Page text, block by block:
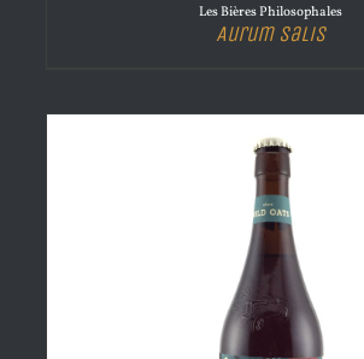
Les Bières Philosophales
Aurum Salis